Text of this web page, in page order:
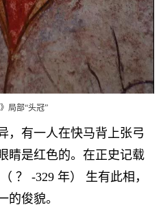
局部“头冠”
有一人在快马背上张弓
睛是红色的。在正史记载
？ -329 年） 生有此相，
的俊貌。